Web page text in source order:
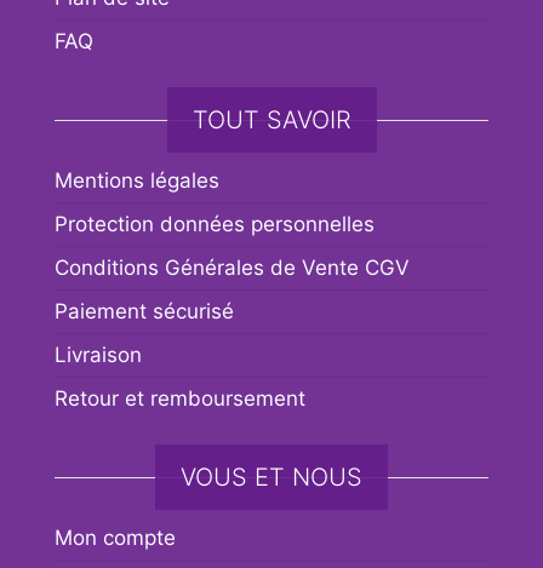
FAQ
TOUT SAVOIR
Mentions légales
Protection données personnelles
Conditions Générales de Vente CGV
Paiement sécurisé
Livraison
Retour et remboursement
VOUS ET NOUS
Mon compte